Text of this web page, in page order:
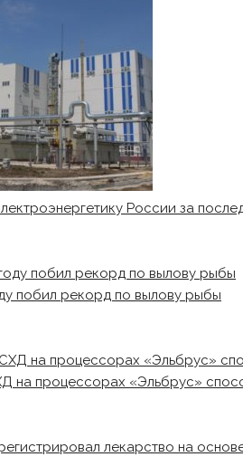
России за
побил рекорд по вылову рыбы
на процессорах «Эльбрус»